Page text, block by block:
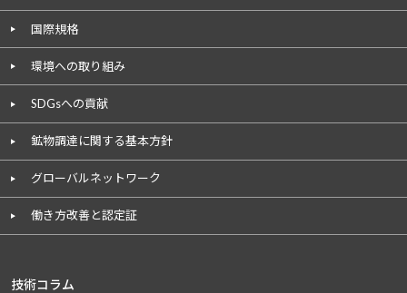
国際規格
環境への取り組み
SDGsへの貢献
鉱物調達に関する基本方針
グローバルネットワーク
働き方改善と認定証
技術コラム